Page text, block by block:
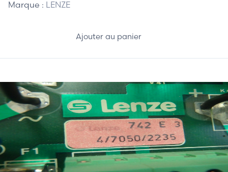
Marque : LENZE
Ajouter au panier